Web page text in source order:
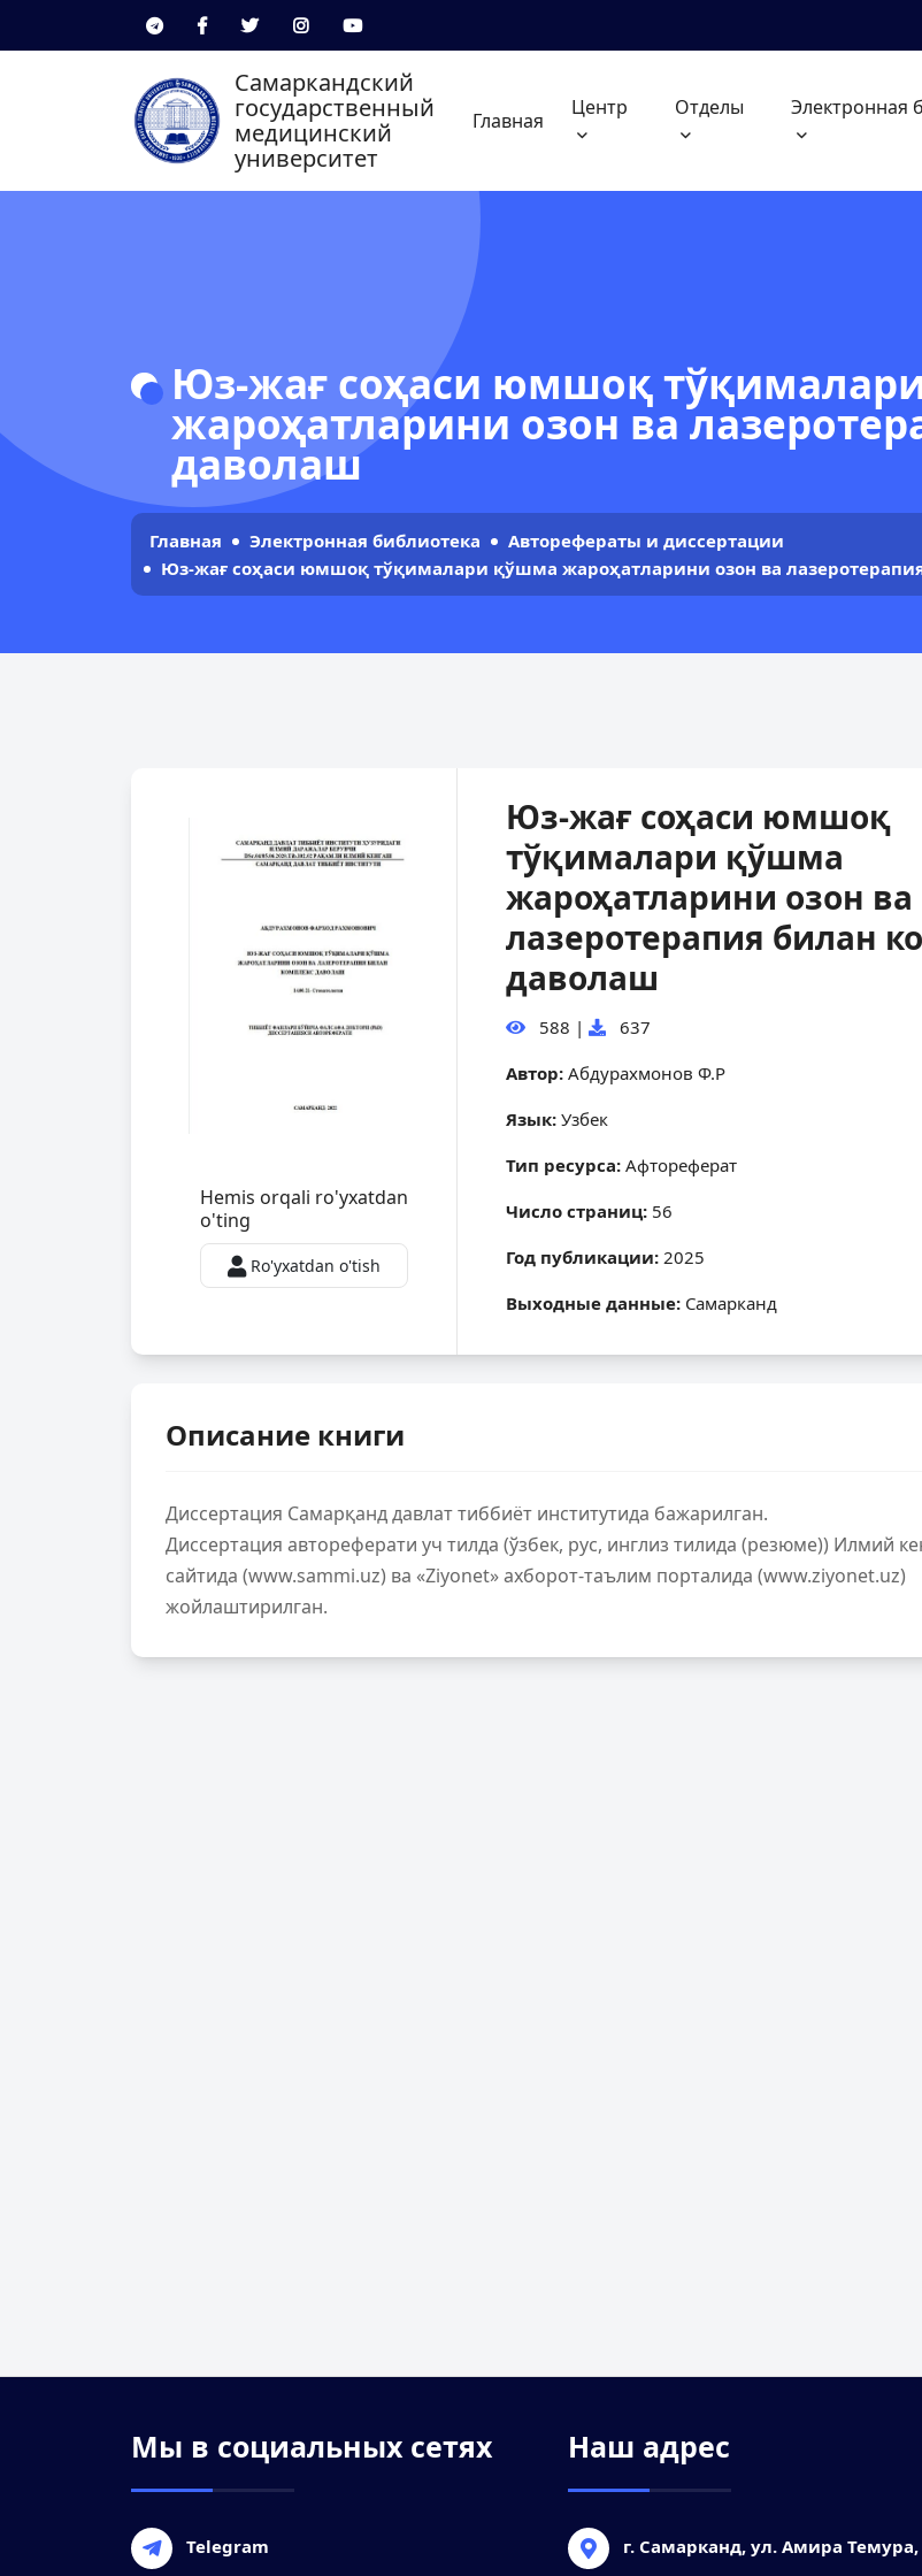
Самаркандский
государственный
медицинский
университет
Главная
Центр Отделы Электронная
Юз-жағ соҳаси юмшоқ
жароҳатларини озон ва
даволаш
Главная Электронная библиотека
Авторефераты и диссертации
Юз-жағ соҳаси юмшоқ тўқималари қўшма жароҳатларини озон ва
Hemis orqali ro'yxatdan
o'ting
Ro'yxatdan o'tish
Юз-жағ соҳаси юмшоқ
тўқималари қўшма
жароҳатларини озон ва
лазеротерапия билан
даволаш
588 |
637
Автор: Абдурахмонов Ф.Р
Язык: Узбек
Тип ресурса: Афтореферат
Число страниц: 56
Год публикации: 2025
Выходные данные: Самарканд
Описание книги
Диссертация Самарқанд давлат тиббиёт институтида бажарилган.
Диссертация автореферати уч тилда (ўзбек, рус, инглиз тилида (резюме)) Илмий
сайтида (www.sammi.uz) ва «Ziyonet» ахборот-таълим порталида (www.ziyonet.uz)
жойлаштирилган.
Мы в социальных сетях
Telegram
Наш адрес
г. Самарканд, ул. Амира Темура,